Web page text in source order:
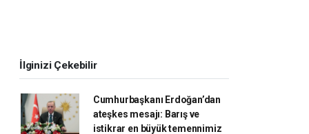
İlginizi Çekebilir
Cumhurbaşkanı Erdoğan’dan
ateşkes mesajı: Barış ve
istikrar en büyük temennimiz